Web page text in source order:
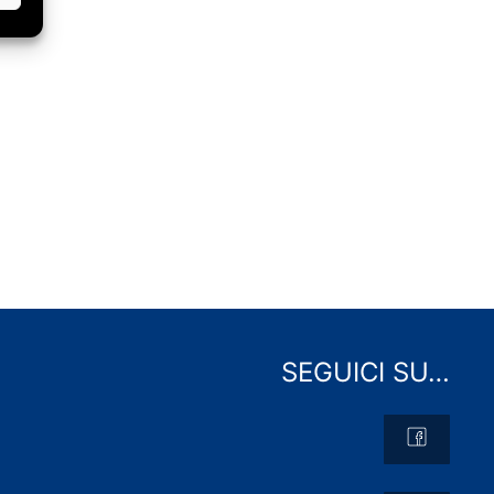
SEGUICI SU…